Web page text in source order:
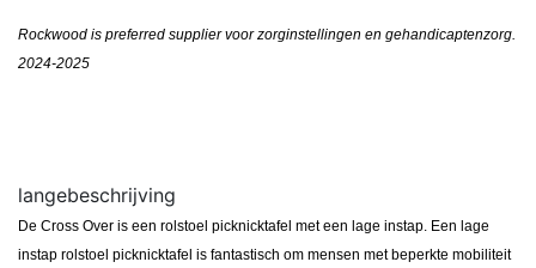
Rockwood is preferred supplier voor zorginstellingen en gehandicaptenzorg.
2024-2025
langebeschrijving
De Cross Over is een rolstoel picknicktafel met een lage instap. Een lage
instap rolstoel picknicktafel is fantastisch om mensen met beperkte mobiliteit